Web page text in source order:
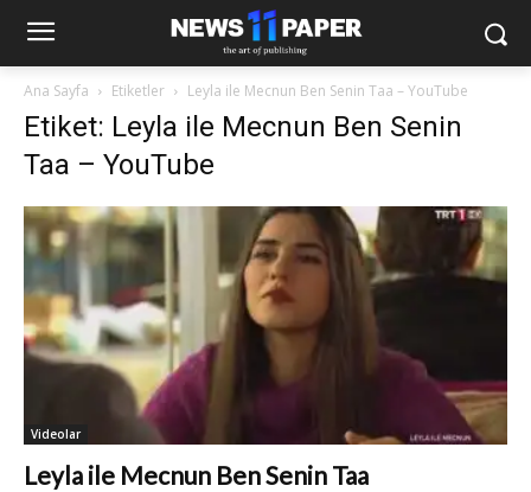
Ana Sayfa Etiketler Leyla ile Mecnun Ben Senin Taa – YouTube
Etiket: Leyla ile Mecnun Ben Senin
Taa – YouTube
Videolar
Leyla ile Mecnun Ben Senin Taa